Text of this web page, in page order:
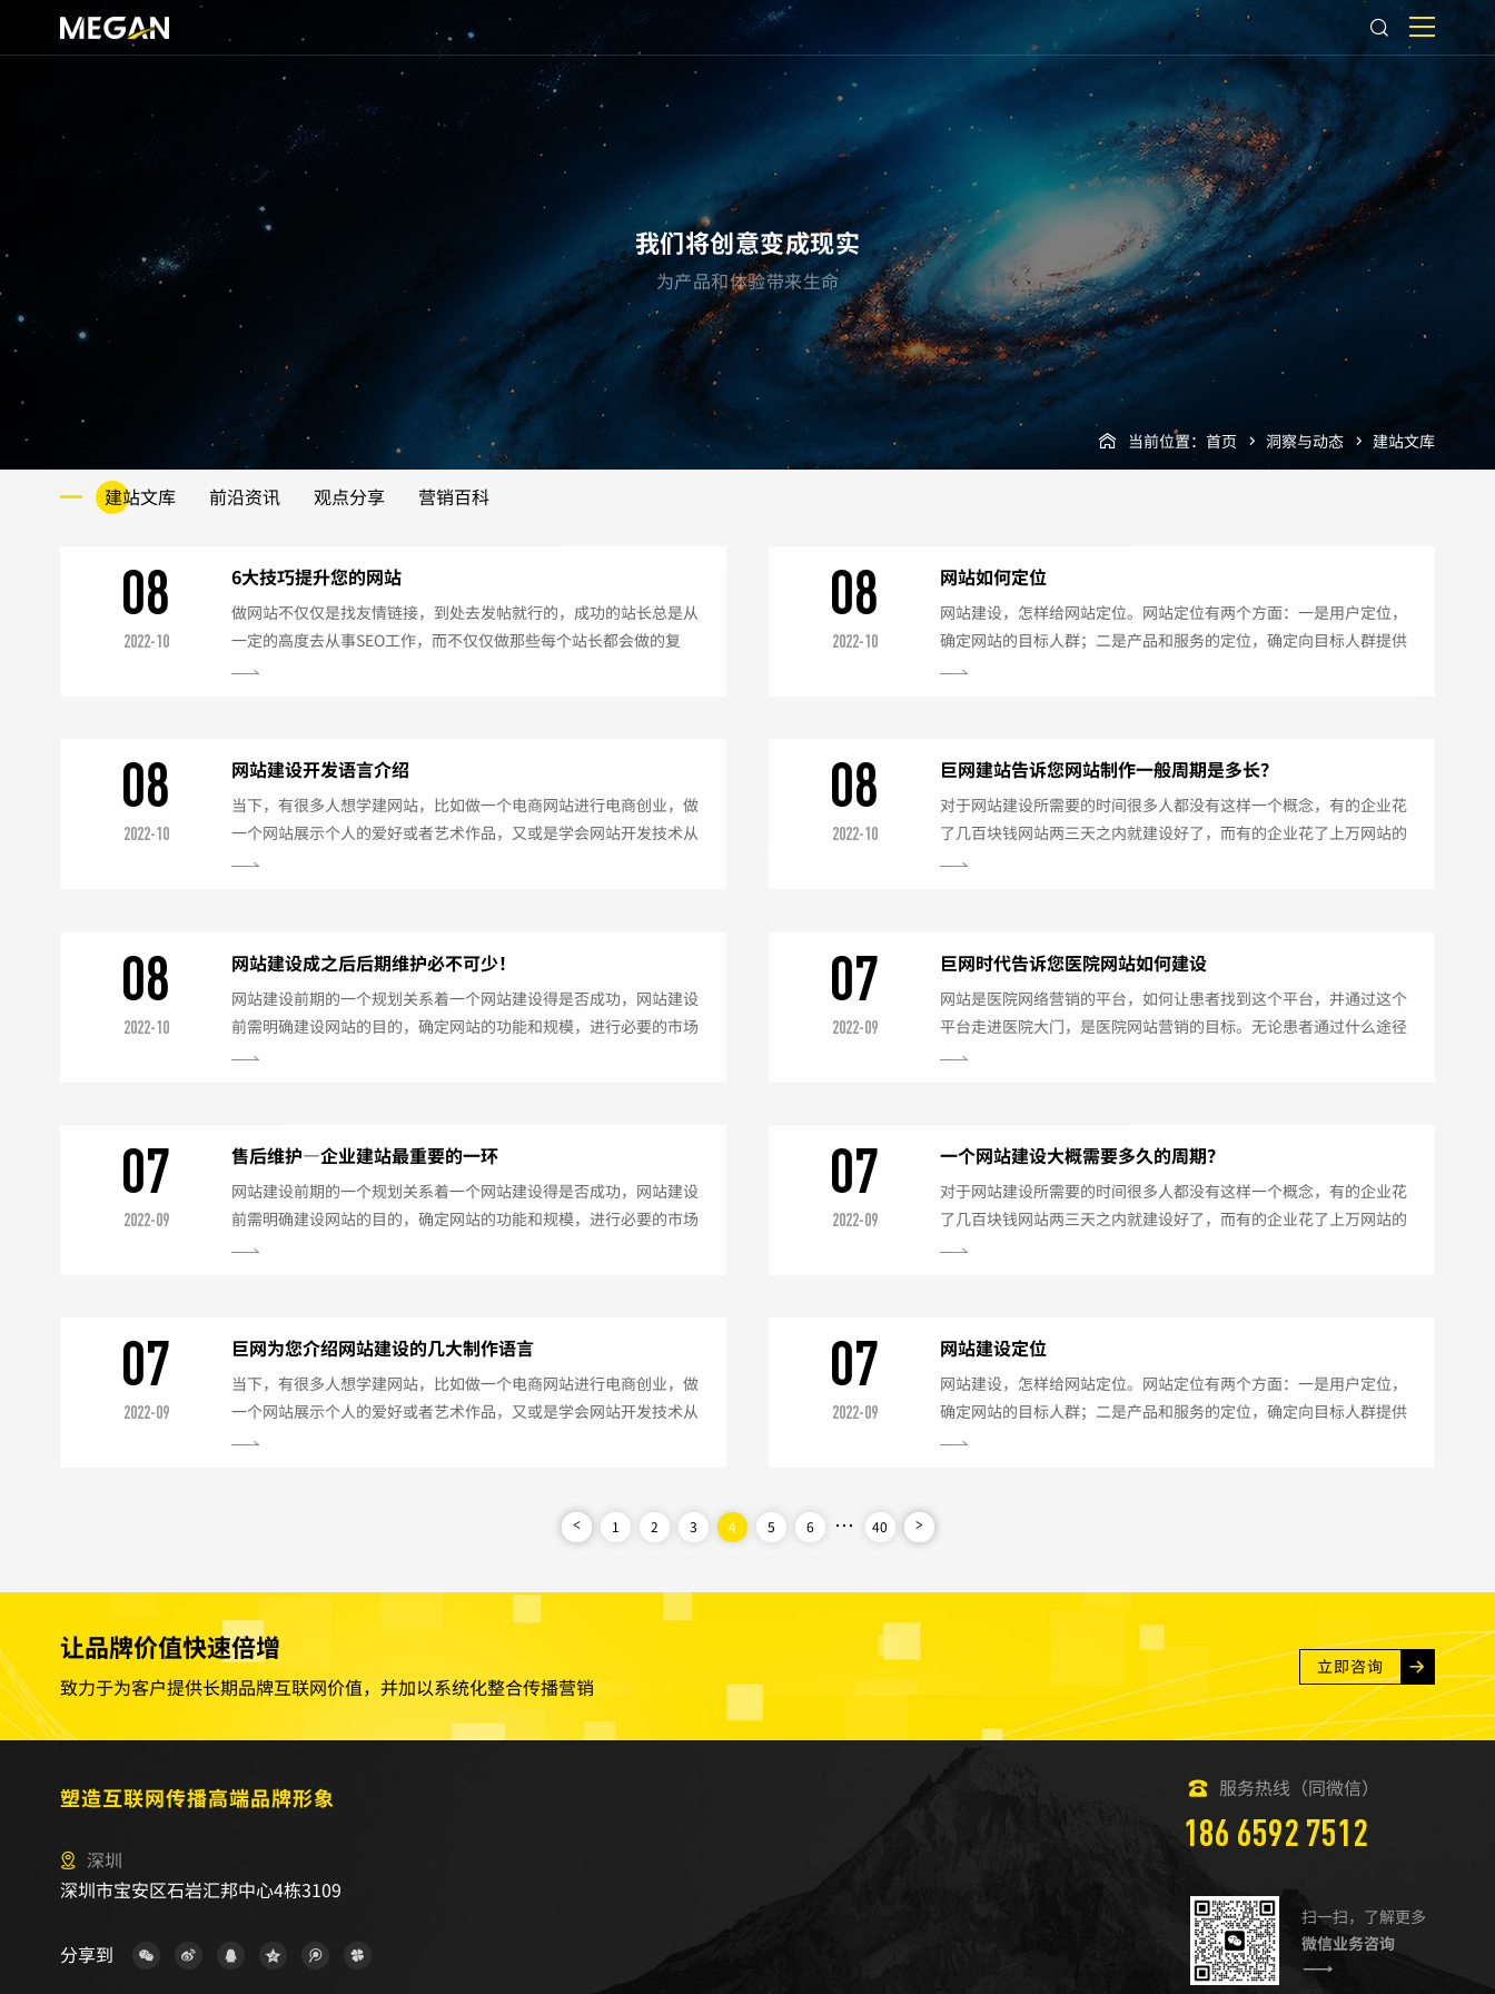
我们将创意变成现实
为产品和体验带来生命
当前位置：首页 洞察与动态 建站文库
建站文库 前沿资讯 观点分享 营销百科
08
2022-10
6大技巧提升您的网站
做网站不仅仅是找友情链接，到处去发帖就行的，成功的站长总是从
一定的高度去从事SEO工作，而不仅仅做那些每个站长都会做的复
制、粘贴、再发帖。网络推广的好坏和前期的网站建设也是息息相关
擎友好度方面都能够达到一个很好的质量标准...
08
2022-10
网站如何定位
网站建设，怎样给网站定位。网站定位有两个方面：一是用户定位，
确定网站的目标人群；二是产品和服务的定位，确定向目标人群提供
什么样的产品和服务。用户定位就是明确你的网站要服务的目标用户
就能撬动地球”，网络营销其实也一样，要精...
08
2022-10
网站建设开发语言介绍
当下，有很多人想学建网站，比如做一个电商网站进行电商创业，做
一个网站展示个人的爱好或者艺术作品，又或是学会网站开发技术从
事相关工作，再或是业余兼职做网站赚外快等等。总之，在互联网行
发技术相当重要。那么，网站建设主流的开发语...
08
2022-10
巨网建站告诉您网站制作一般周期是多长？
对于网站建设所需要的时间很多人都没有这样一个概念，有的企业花
了几百块钱网站两三天之内就建设好了，而有的企业花了上万网站的
开发周期却要花费几个月的时间，是什么导致网站建设时间不一样呢?
站建设时间长短的因素主要有以下三点：一...
08
2022-10
网站建设成之后后期维护必不可少！
网站建设前期的一个规划关系着一个网站建设得是否成功，网站建设
前需明确建设网站的目的，确定网站的功能和规模，进行必要的市场
分析，只有在网站建设前详细的规划好，才能避免在网站建设中出现
更新网站的内容信息，只有内容才是用户想要...
07
2022-09
巨网时代告诉您医院网站如何建设
网站是医院网络营销的平台，如何让患者找到这个平台，并通过这个
平台走进医院大门，是医院网站营销的目标。无论患者通过什么途径
来到医院的网站，无论患者对医院是否已经有了解，你都要通过网站
患者感到医院档次较低，这点事儿也做不...
07
2022-09
售后维护—企业建站最重要的一环
网站建设前期的一个规划关系着一个网站建设得是否成功，网站建设
前需明确建设网站的目的，确定网站的功能和规模，进行必要的市场
分析，只有在网站建设前详细的规划好，才能避免在网站建设中出现
更新网站的内容信息，只有内容才是用户想要...
07
2022-09
一个网站建设大概需要多久的周期？
对于网站建设所需要的时间很多人都没有这样一个概念，有的企业花
了几百块钱网站两三天之内就建设好了，而有的企业花了上万网站的
开发周期却要花费几个月的时间，是什么导致网站建设时间不一样呢?
站建设时间长短的因素主要有以下三点：一...
07
2022-09
巨网为您介绍网站建设的几大制作语言
当下，有很多人想学建网站，比如做一个电商网站进行电商创业，做
一个网站展示个人的爱好或者艺术作品，又或是学会网站开发技术从
事相关工作，再或是业余兼职做网站赚外快等等。总之，在互联网行
建设人才来装饰自己的“门面”——企业官方网站。所以掌握网站开
发技术相当重要。那么，网站建设主流的开发语...
07
2022-09
网站建设定位
网站建设，怎样给网站定位。网站定位有两个方面：一是用户定位，
确定网站的目标人群；二是产品和服务的定位，确定向目标人群提供
什么样的产品和服务。用户定位就是明确你的网站要服务的目标用户
< 1 2 3 4 5 6 ... 40 >
让品牌价值快速倍增
致力于为客户提供长期品牌互联网价值，并加以系统化整合传播营销
立即咨询
塑造互联网传播高端品牌形象 服务热线（同微信）
186 6592 7512
深圳
深圳市宝安区石岩汇邦中心4栋3109
扫一扫，了解更多
微信业务咨询
分享到